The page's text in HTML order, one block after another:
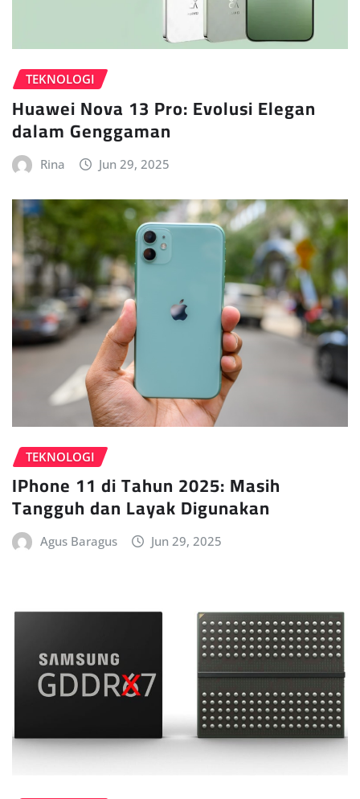
TEKNOLOGI
Huawei Nova 13 Pro: Evolusi Elegan
dalam Genggaman
Rina Jun 29, 2025
TEKNOLOGI
IPhone 11 di Tahun 2025: Masih
Tangguh dan Layak Digunakan
Agus Baragus Jun 29, 2025